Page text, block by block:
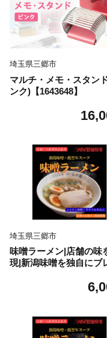
埼玉県三郷市
マルチ・メモ・スタン
ンク)【1643648】
埼玉県三郷市
味噌ラーメン|店舗の味
現|新潟味噌を独自にブ
＜満足感＞1食入【